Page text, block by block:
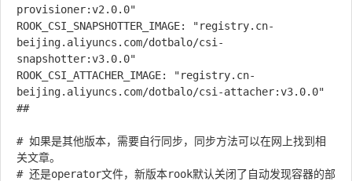
provisioner:v2.0.0"
ROOK_CSI_SNAPSHOTTER_IMAGE: "registry.cn-
beijing.aliyuncs.com/dotbalo/csi-
snapshotter:v3.0.0"
ROOK_CSI_ATTACHER_IMAGE: "registry.cn-
beijing.aliyuncs.com/dotbalo/csi-attacher:v3.0.0"
##
# 如果是其他版本，需要自行同步，同步方法可以在网上找到相
关文章。
# 还是operator文件，新版本rook默认关闭了自动发现容器的部